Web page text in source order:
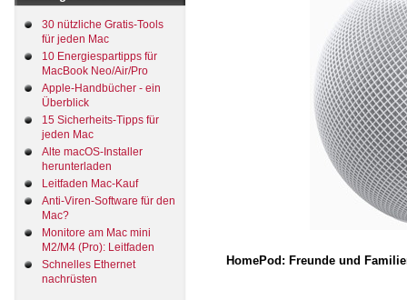
30 nützliche Gratis-Tools
für jeden Mac
10 Energiespartipps für
MacBook Neo/Air/Pro
Apple-Handbücher - ein
Überblick
15 Sicherheits-Tipps für
jeden Mac
Alte macOS-Installer
herunterladen
Leitfaden Mac-Kauf
Anti-Viren-Software für den
Mac?
Monitore am Mac mini
M2/M4 (Pro): Leitfaden
Schnelles Ethernet
nachrüsten
HomePod: Freunde und